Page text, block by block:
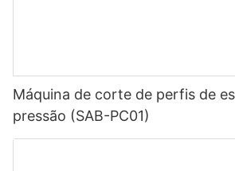
Máquina de corte de perfis de
pressão (SAB-PC01)